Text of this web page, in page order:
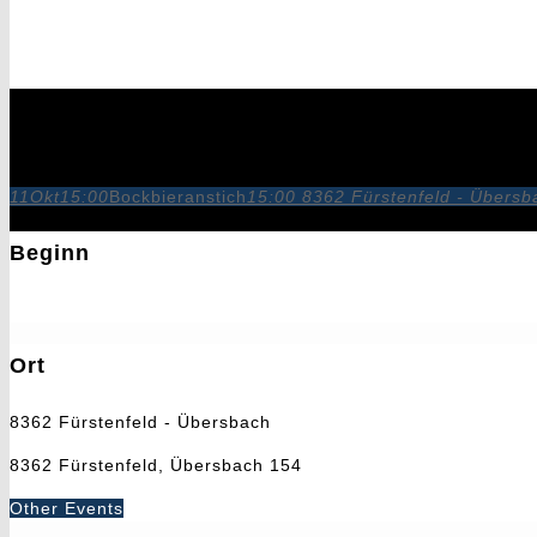
11 Okt15:00Bockbieranstich 15:00 8362 Fürstenfeld -
Beginn
Ort
8362 Fürstenfeld - Übersbach
8362 Fürstenfeld, Übersbach 154
Other Events